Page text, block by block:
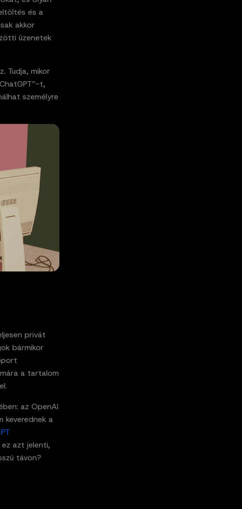
és a
akkor
üzenetek
Tudja, mikor
t,
személyre
privát
bármikor
a tartalom
az OpenAI
keverednek a
azt jelenti,
távon?